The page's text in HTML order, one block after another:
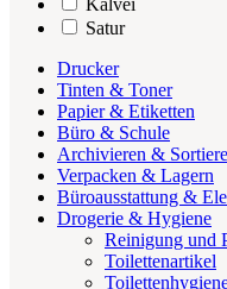
Satur
Drucker
Tinten & Toner
Papier & Etiketten
Büro & Schule
Archivieren &
Verpacken & Lagern
Büroausstattung &
Drogerie & Hygiene
Reinigung und
Toilettenartikel